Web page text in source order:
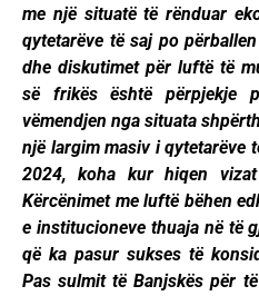
me një situatë të rënduar
qytetarëve të saj po
dhe diskutimet për luftë të
së frikës është përpjekje
vëmendjen nga situata
një largim masiv i qytetarëve
2024, koha kur hiqen
Kërcënimet me luftë bëhen
e institucioneve thuaja në të
që ka pasur sukses të
Pas sulmit të Banjskës për